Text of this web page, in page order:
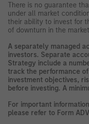
There is no guarantee
under all market
their ability to invest for
of downturn in the
A separately managed
investors. Separate
Strategy include a
track the performance
investment objectives,
before investing. A
For important
please refer to Form